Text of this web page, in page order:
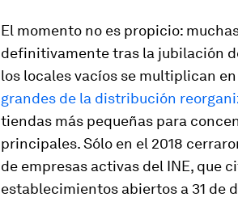
El momento no es propicio:
definitivamente tras la jubilación
los locales vacíos se multiplican
grandes de la distribución
tiendas más pequeñas para
principales. Sólo en el 2018
de empresas activas del INE, que
establecimientos abiertos a 31 de